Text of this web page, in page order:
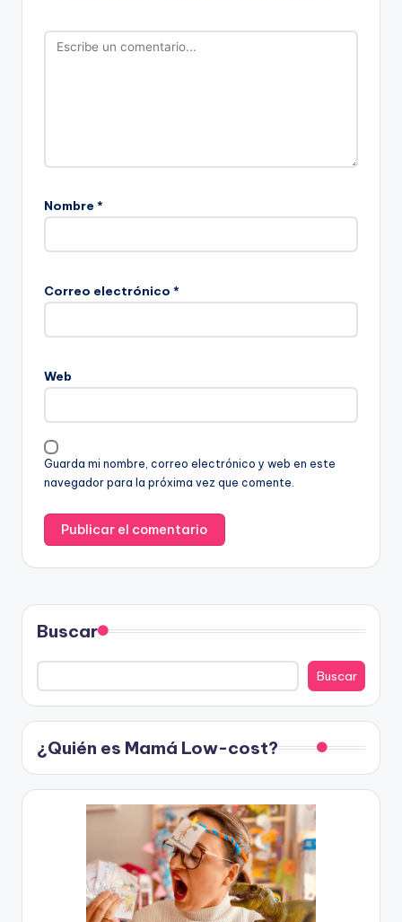
Nombre *
Correo electrónico *
Web
Guarda mi nombre, correo electrónico y web en este
navegador para la próxima vez que comente.
Buscar
Buscar
¿Quién es Mamá Low-cost?